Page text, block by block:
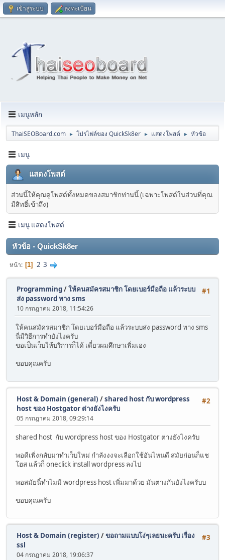
เข้าสู่ระบบ ลงทะเบียน
เมนูหลัก
ThaiSEOBoard.com ► โปรไฟล์ของ QuickSk8er ► แสดงโพสต์ ► หัวข้อ
เมนู
แสดงโพสต์
ส่วนนี้ให้คุณดูโพสต์ทั้งหมดของสมาชิกท่านนี้ (เฉพาะโพสต์ในส่วนที่คุณ
มีสิทธิ์เข้าถึง)
เมนู แสดงโพสต์
หัวข้อ - QuickSk8er
หน้า 1 2 3
#1
Programming/ให้คนสมัครสมาชิก โดยเบอร์มือถือ แล้วระบบ
ส่ง password ทาง sms
10 กรกฎาคม 2018, 11:54:26
ให้คนสมัครสมาชิก โดยเบอร์มือถือ แล้วระบบส่ง password ทาง sms
นี่มีวิธีการทำยังไงครับ
ขอเป็นเว็บให้บริการก็ได้ เดี๋ยวผมศึกษาเพิ่มเอง
ขอบคุณครับ
#2
Host & Domain (general) /shared host กับ wordpress
host ของ Hostgator ต่างยังไงครับ
05 กรกฎาคม 2018, 09:29:14
shared host กับ wordpress host ของ Hostgator ต่างยังไงครับ
พอดีเพิ่งกลับมาทำเว็บใหม่ กำลังงงจะเลือกใช้อันไหนดี สมัยก่อนก็แช
โฮส แล้วก็ oneclick install wordpress ลงไป
พอสมัยนี้ทำไมมี wordpress host เพิ่มมาด้วย มันต่างกันยังไงครับบ
ขอบคุณครับ
#3
Host & Domain (register) /ขอถามแบบโง่ๆเลยนะครับ เรื่อง
ssl
04 กรกฎาคม 2018, 19:06:37